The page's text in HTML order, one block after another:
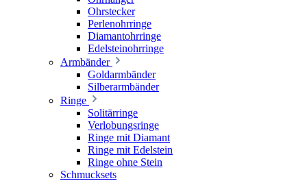
Ohrstecker
Perlenohrringe
Diamantohrringe
Edelsteinohrringe
Armbänder
Goldarmbänder
Silberarmbänder
Ringe
Solitärringe
Verlobungsringe
Ringe mit Diamant
Ringe mit Edelstein
Ringe ohne Stein
Schmucksets